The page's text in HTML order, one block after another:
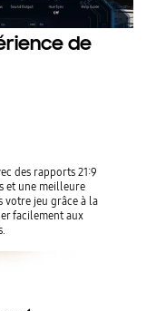
de
des rapports 21:9
et une meilleure
votre jeu grâce à la
facilement aux